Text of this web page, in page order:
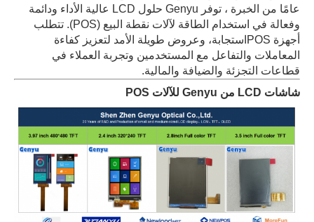
عامًا من الخبرة ، توفر Genyu حلول LCD عالية الأداء ودائمة
وفعالة في استخدام الطاقة لآلات نقطة البيع (POS). تتطلب
أجهزة POSاستجابة، وعروض طويلة الأمد لتعزيز كفاءة
المعاملات والتفاعل مع المستخدمين وتجربة العملاء في
قطاعات التجزئة والضيافة والمالية.
شاشات LCD من Genyu للآلات POS